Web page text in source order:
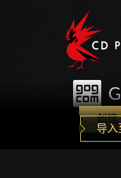
创建
导入
CD PROJEKT®, The